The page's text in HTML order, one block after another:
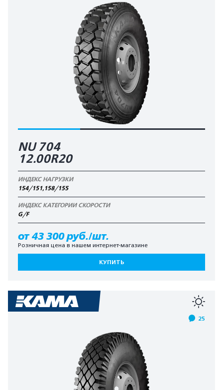
NU 704
12.00R20
ИНДЕКС НАГРУЗКИ
154/151,158/155
ИНДЕКС КАТЕГОРИИ СКОРОСТИ
G/F
от 43 300 руб./шт.
Розничная цена в нашем интернет-магазине
КУПИТЬ
25